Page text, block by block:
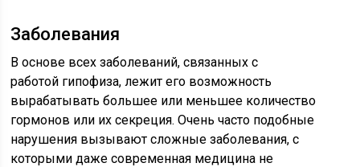
Заболевания
В основе всех заболеваний, связанных с
работой гипофиза, лежит его возможность
вырабатывать большее или меньшее количество
гормонов или их секреция. Очень часто подобные
нарушения вызывают сложные заболевания, с
которыми даже современная медицина не